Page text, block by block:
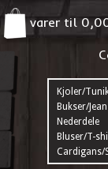
varer til
Kjoler/
Bukser/
Nederdele
Bluser/T-
Cardigans/